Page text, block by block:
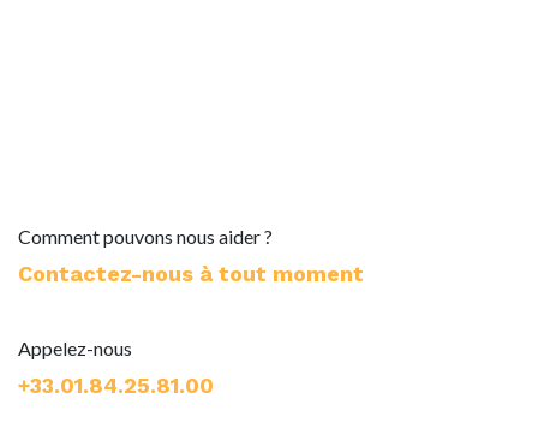
Comment pouvons nous aider ?
Contactez-nous à tout moment
Appelez-nous
+33.01.84.25.81.00